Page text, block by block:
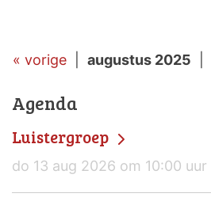
« vorige augustus 2025
Agenda
Luistergroep
do 13 aug 2026 om 10:00 uur